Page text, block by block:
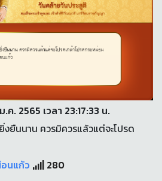
ค. 2565 เวลา 23:17:33 น.
ยืนนาน ควรมิควรแล้วแต่จะโปรด
นแก้ว
280